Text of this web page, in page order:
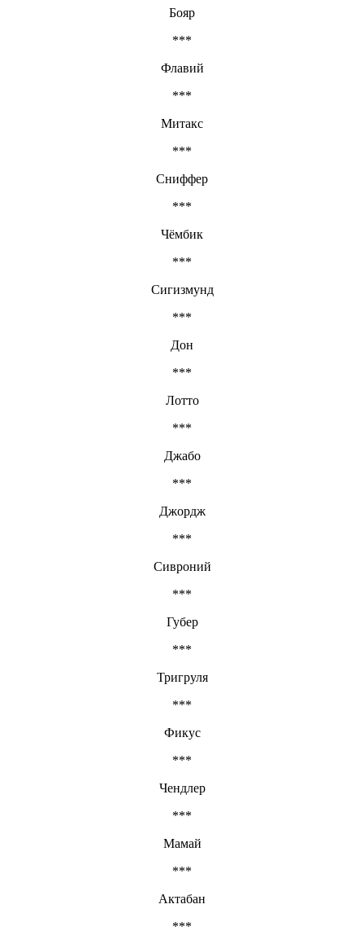
Бояр
***
Флавий
***
Митакс
***
Сниффер
***
Чёмбик
***
Сигизмунд
***
Дон
***
Лотто
***
Джабо
***
Джордж
***
Сивроний
***
Губер
***
Тригруля
***
Фикус
***
Чендлер
***
Мамай
***
Актабан
***